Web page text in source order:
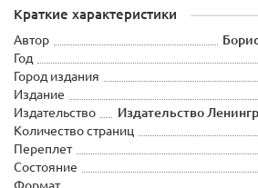
Краткие характеристики
Автор
Год
Город издания
Издание
Издательство
Издательство
Количество страниц
Переплет
Состояние